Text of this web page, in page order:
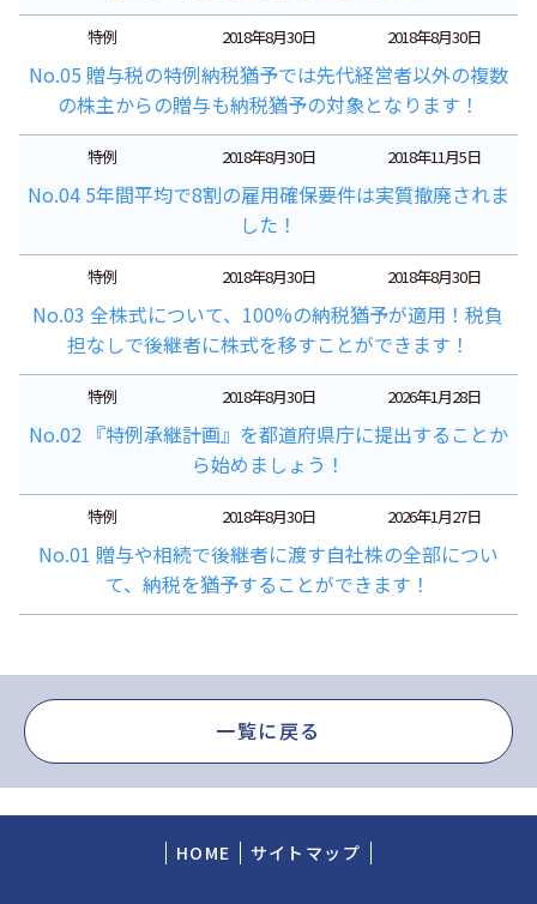
特例 2018年8月30日 2018年8月30日
No.05 贈与税の特例納税猶予では先代経営者以外の複数
の株主からの贈与も納税猶予の対象となります！
特例 2018年8月30日 2018年11月5日
No.04 5年間平均で8割の雇用確保要件は実質撤廃されま
した！
特例 2018年8月30日 2018年8月30日
No.03 全株式について、100%の納税猶予が適用！税負
担なしで後継者に株式を移すことができます！
特例 2018年8月30日 2026年1月28日
No.02 『特例承継計画』を都道府県庁に提出することか
ら始めましょう！
特例 2018年8月30日 2026年1月27日
No.01 贈与や相続で後継者に渡す自社株の全部につい
て、納税を猶予することができます！
一覧に戻る
HOME サイトマップ